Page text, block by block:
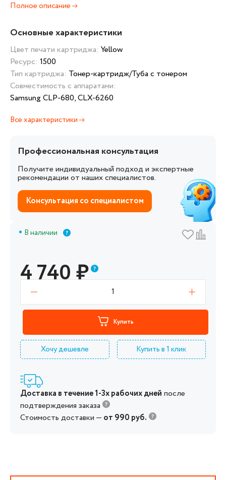
Полное описание
Основные характеристики
Цвет печати картриджа: Yellow
Ресурс: 1500
Тип картриджа: Тонер-картридж/Туба с тонером
Совместимость с аппаратами:
Samsung CLP-680, CLX-6260
Все характеристики
Профессиональная консультация
Получите индивидуальный подход и экспертные
рекомендации от наших специалистов.
Консультация со специалистом
В наличии
4 740₽
1
Купить
Хочу дешевле Купить в 1 клик
Доставка в течение 1-3х рабочих дней после
подтверждения заказа
Стоимость доставки — от 990 руб.